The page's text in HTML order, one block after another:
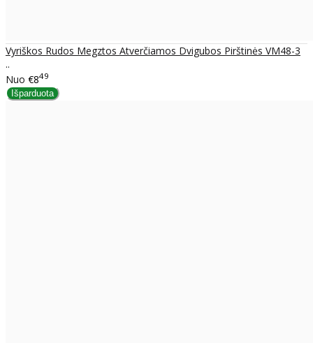
Vyriškos Rudos Megztos Atverčiamos Dvigubos Pirštinės VM48-3
..
Nuo €849